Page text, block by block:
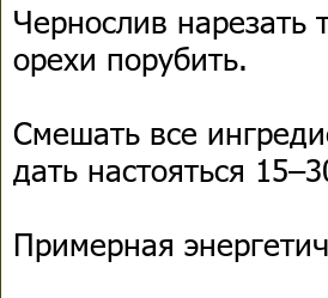
Чернослив нарезать
орехи порубить.
Смешать все
дать настояться
Примерная